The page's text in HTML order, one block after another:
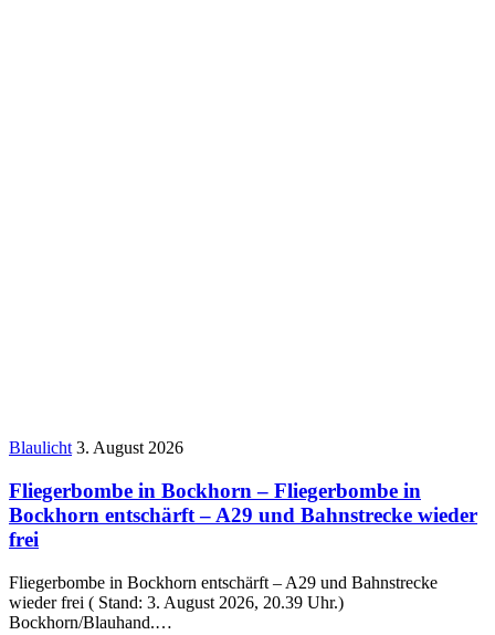
Blaulicht 3. August 2026
Fliegerbombe in Bockhorn – Fliegerbombe in
Bockhorn entschärft – A29 und Bahnstrecke wieder
frei
Fliegerbombe in Bockhorn entschärft – A29 und Bahnstrecke
wieder frei ( Stand: 3. August 2026, 20.39 Uhr.)
Bockhorn/Blauhand.…